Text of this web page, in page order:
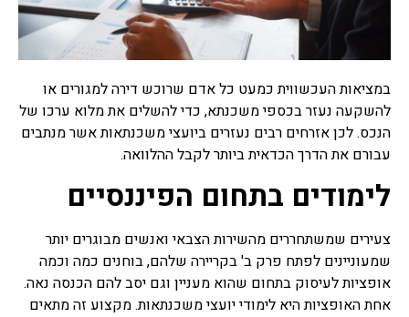
ראשית כל רצוי לפנות ליעוץ
משכנתא, ביעוץ שכזה יינתנו
האופציות הטובות ביותר של
רוב סוגי משכנתאות שקיימות.
ייעוץ משכנתאות
לייעוץ משכנתאות לפני ביצוע
משכנתא, יועץ משכנתאות
להתמודד עם שוק המשכנתאות
המשוכלל והמסורבל עם מגוון
הריביות, לעזור להתאים את
המשכנתא ליכולות ולייצג
אותם מול נציגי הבנקים.
במציאות העכשווית כמעט כל אדם שרוכש דירה למגורים או
להשקעה נעזר בכספי משכנתא, כדי להשלים את מלוא ערכו של
הנכס. לכן אזרחים רבים נעזרים ביועצי משכנתאות אשר מנתבים
עבורם את הדרך הכדאית ביותר לקבל ההלוואה.
לימודים בתחום הפיננסיים
צעירים שמשתחררים מהשירות הצבאי ואנשים מבוגרים יותר
שמעוניינים לפתח פרק ב' בקריירה שלהם, בוחנים כמה וכמה
אופציות לעיסוק בתחום שהוא מעניין וגם יסב להם הכנסה נאה.
אחת האופציות היא לימודי יועצי משכנתאות. מקצוע זה מתאים